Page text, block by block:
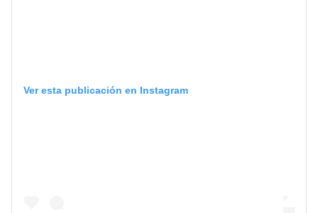
Ver esta publicación en Instagram